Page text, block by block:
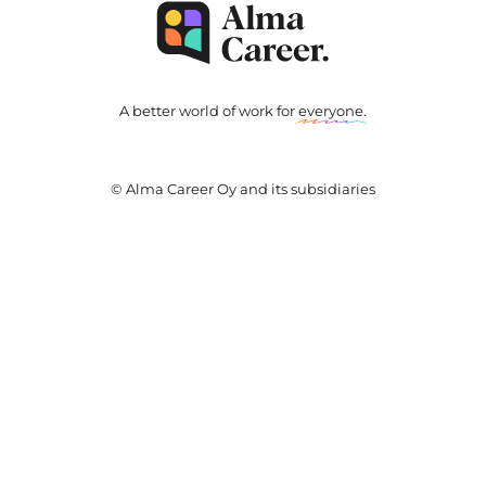
A better world of work foreveryone.
© Alma Career Oy and its subsidiaries